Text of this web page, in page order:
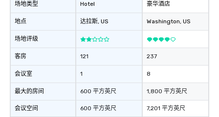
场地类型
地点
场地评级
客房
会议室
最大的房间
会议空间
Hotel
达拉斯, US
121
1
600 平方英尺
600 平方英尺
豪华酒店
Washington, US
237
8
1,800 平方英尺
7,201 平方英尺